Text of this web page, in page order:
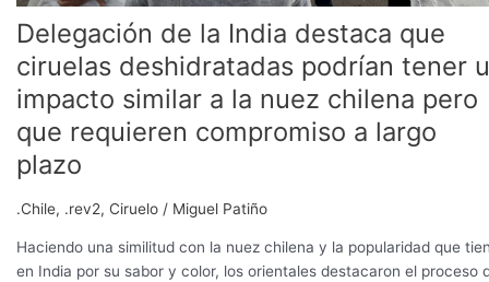
Delegación de la India destaca que
ciruelas deshidratadas podrían tener
impacto similar a la nuez chilena pero
que requieren compromiso a largo
plazo
.Chile, .rev2, Ciruelo / Miguel Patiño
Haciendo una similitud con la nuez chilena y la popularidad que
en India por su sabor y color, los orientales destacaron el proceso
nuez
chilena
pero
que
requieren
compromiso
largo
plazo